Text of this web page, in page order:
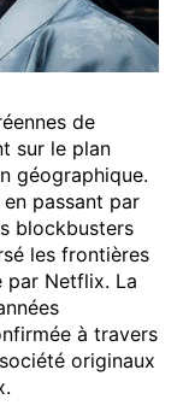
de
sur le plan
géographique.
en passant par
blockbusters
les frontières
Netflix. La
à travers
originaux